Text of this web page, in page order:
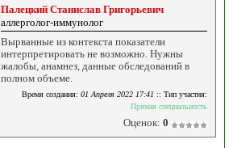
Палецкий Станислав Григорьевич
аллерголог-иммунолог
Вырванные из контекста показатели
интерпретировать не возможно. Нужны
жалобы, анамнез, данные обследований в
полном объеме.
Время создания: 01 Апреля 2022 17:41 :: Тип участия:
Прямая специальность
Оценок: 0